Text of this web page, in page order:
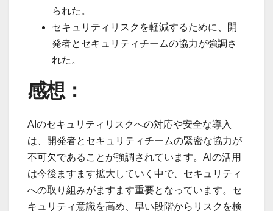
られた。
セキュリティリスクを軽減するために、開
発者とセキュリティチームの協力が強調さ
れた。
感想：
AIのセキュリティリスクへの対応や安全な導入
は、開発者とセキュリティチームの緊密な協力が
不可欠であることが強調されています。AIの活用
は今後ますます拡大していく中で、セキュリティ
への取り組みがますます重要となっています。セ
キュリティ意識を高め、早い段階からリスクを検